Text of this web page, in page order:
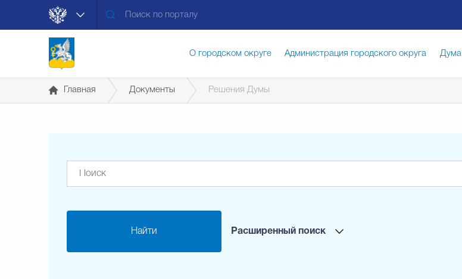
О городском округе Администрация городского округа Дума
Главная Документы Решения Думы
Найти Расширенный поиск